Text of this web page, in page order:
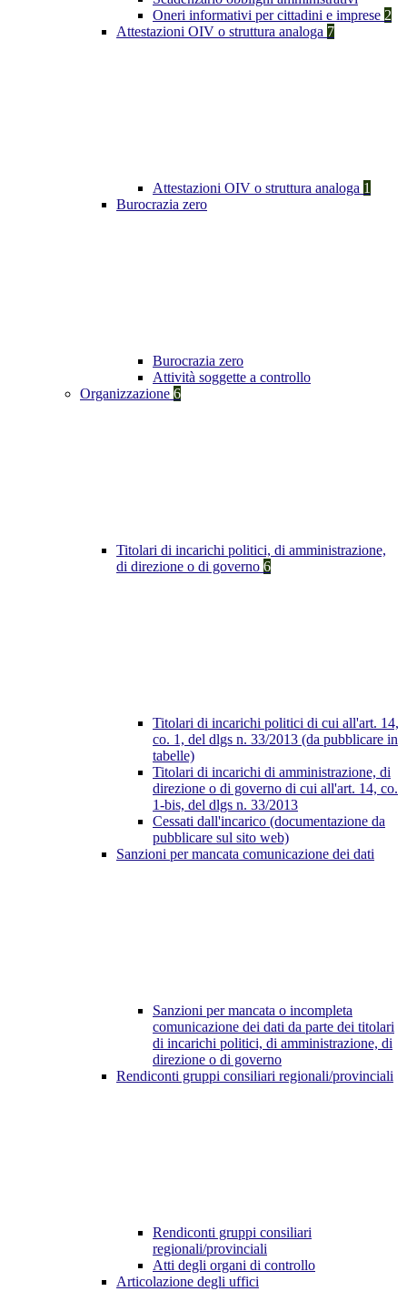
Oneri informativi per cittadini e imprese 2
Attestazioni OIV o struttura analoga 7
Attestazioni OIV o struttura analoga 1
Burocrazia zero
Burocrazia zero
Attività soggette a controllo
Organizzazione 6
Titolari di incarichi politici, di amministrazione,
di direzione o di governo 6
Titolari di incarichi politici di cui all'art. 14,
co. 1, del dlgs n. 33/2013 (da pubblicare in
tabelle)
Titolari di incarichi di amministrazione, di
direzione o di governo di cui all'art. 14, co.
1-bis, del dlgs n. 33/2013
Cessati dall'incarico (documentazione da
pubblicare sul sito web)
Sanzioni per mancata comunicazione dei dati
Sanzioni per mancata o incompleta
comunicazione dei dati da parte dei titolari
di incarichi politici, di amministrazione, di
direzione o di governo
Rendiconti gruppi consiliari regionali/provinciali
Rendiconti gruppi consiliari
regionali/provinciali
Atti degli organi di controllo
Articolazione degli uffici